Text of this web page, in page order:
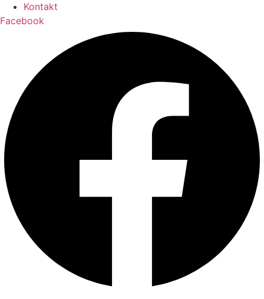
Kontakt
Facebook